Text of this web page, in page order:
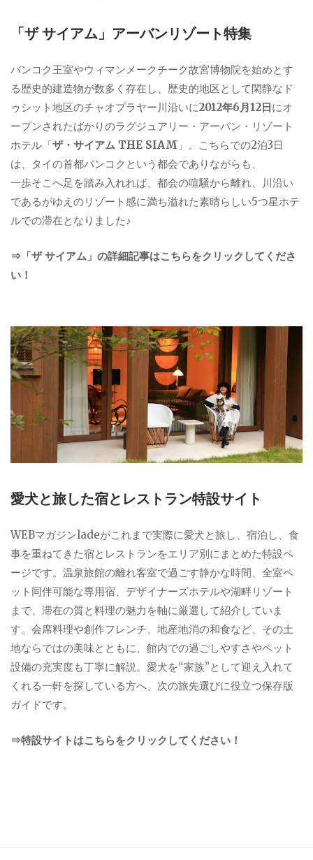
「ザ サイアム」アーバンリゾート特集
バンコク王室やウィマンメークチーク故宮博物院を始めとす
る歴史的建造物が数多く存在し、歴史的地区として閑静なド
ゥシット地区のチャオプラヤー川沿いに2012年6月12日にオ
ープンされたばかりのラグジュアリー・アーバン・リゾート
ホテル「ザ・サイアム THE SIAM 」。こちらでの2泊3日
は、タイの首都バンコクという都会でありながらも、
一歩そこへ足を踏み入れれば、都会の喧騒から離れ、川沿い
であるがゆえのリゾート感に満ち溢れた素晴らしい5つ星ホテ
ルでの滞在となりました♪
⇒「ザ サイアム」の詳細記事はこちらをクリックしてくださ
い！
愛犬と旅した宿とレストラン特設サイト
WEBマガジンladeがこれまで実際に愛犬と旅し、宿泊し、食
事を重ねてきた宿とレストランをエリア別にまとめた特設ペ
ージです。温泉旅館の離れ客室で過ごす静かな時間、全室ペ
ット同伴可能な専用宿、デザイナーズホテルや湖畔リゾート
まで、滞在の質と料理の魅力を軸に厳選して紹介していま
す。会席料理や創作フレンチ、地産地消の和食など、その土
地ならではの美味とともに、館内での過ごしやすさやペット
設備の充実度も丁寧に解説。愛犬を“家族”として迎え入れて
くれる一軒を探している方へ、次の旅先選びに役立つ保存版
ガイドです。
⇒特設サイトはこちらをクリックしてください！